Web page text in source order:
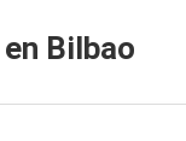
Bilbao